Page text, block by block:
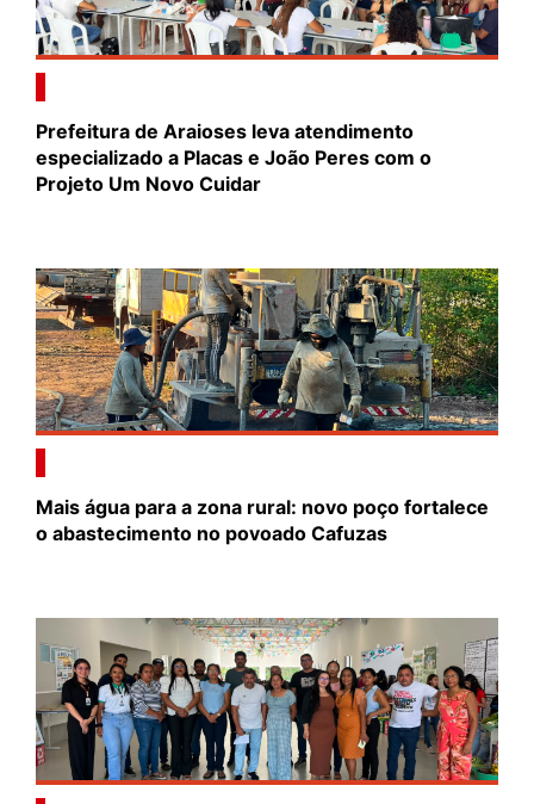
Prefeitura de Araioses leva atendimento
especializado a Placas e João Peres com o
Projeto Um Novo Cuidar
Mais água para a zona rural: novo poço fortalece
o abastecimento no povoado Cafuzas